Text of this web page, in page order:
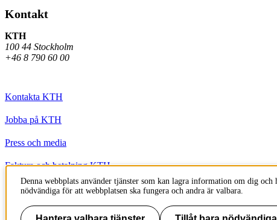
Kontakt
KTH
100 44 Stockholm
+46 8 790 60 00
Kontakta KTH
Jobba på KTH
Press och media
Faktura och betalning KTH
Om KTH:s webbplatser
Tillgänglighetsredogörelse
Denna webbplats använder tjänster som kan lagra information om dig och
nödvändiga för att webbplatsen ska fungera och andra är valbara.